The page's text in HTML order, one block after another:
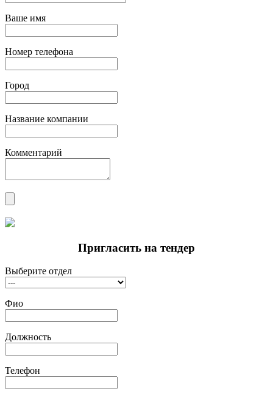
Ваше имя
Номер телефона
Город
Название компании
Комментарий
Пригласить на тендер
Выберите отдел
Фио
Должность
Телефон